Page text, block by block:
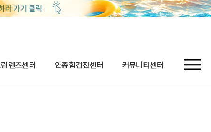
렌즈센터 안종합검진센터 커뮤니티센터